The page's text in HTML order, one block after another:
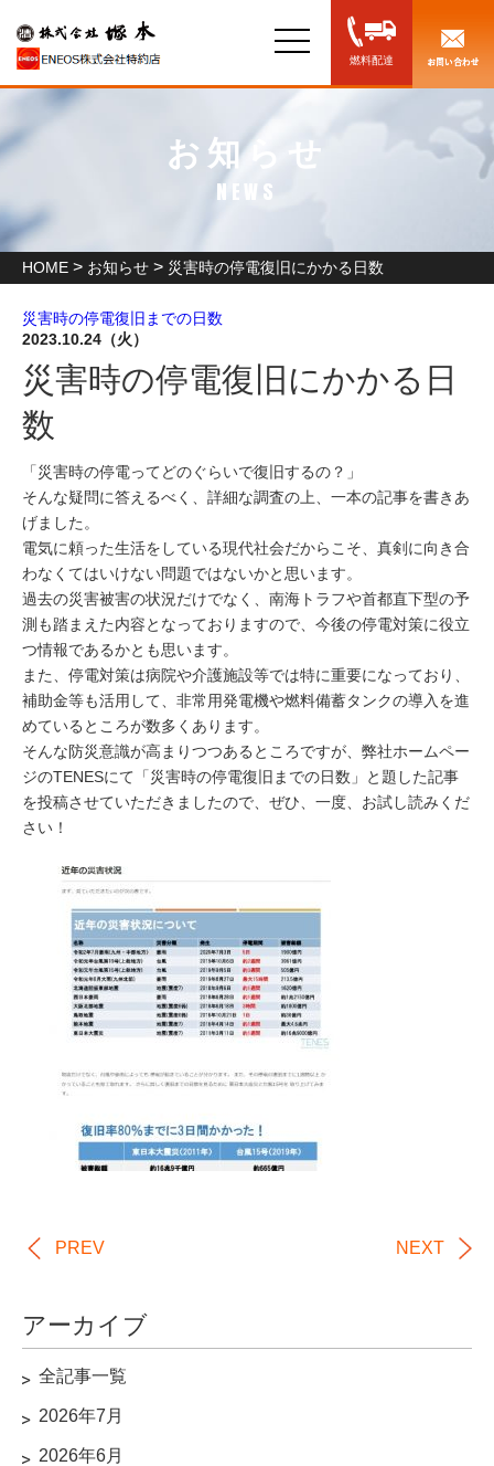
toggle
navigation燃料配達
お知らせ
NEWS
HOME > お知らせ > 災害時の停電復旧にかかる日数
2023.10.24（火）
災害時の停電復旧にかかる日
数
「災害時の停電ってどのぐらいで復旧するの？」
そんな疑問に答えるべく、詳細な調査の上、一本の記事を書きあ
げました。
電気に頼った生活をしている現代社会だからこそ、真剣に向き合
わなくてはいけない問題ではないかと思います。
過去の災害被害の状況だけでなく、南海トラフや首都直下型の予
測も踏まえた内容となっておりますので、今後の停電対策に役立
つ情報であるかとも思います。
また、停電対策は病院や介護施設等では特に重要になっており、
補助金等も活用して、非常用発電機や燃料備蓄タンクの導入を進
めているところが数多くあります。
そんな防災意識が高まりつつあるところですが、弊社ホームペー
ジのTENESにて「災害時の停電復旧までの日数」と題した記事
を投稿させていただきましたので、ぜひ、一度、お試し読みくだ
さい！
災害時の停電復旧までの日数
PREV NEXT
アーカイブ
全記事一覧
2026年7月
2026年6月